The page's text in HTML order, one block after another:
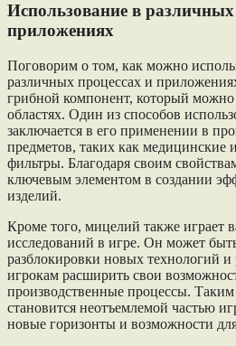
Использование в различных
приложениях
Поговорим о том, как можно
различных процессах и
грибной компонент, который можно
областях. Один из способов
заключается в его применении в
предметов, таких как медицинские
фильтры. Благодаря своим
ключевым элементом в создании
изделий.
Кроме того, мицелий также играет
исследований в игре. Он может
разблокировки новых технологий и
игрокам расширить свои
производственные процессы.
становится неотъемлемой частью
новые горизонты и возможности